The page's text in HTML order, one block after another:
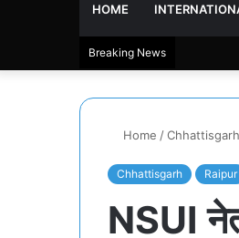
HOME
Breaking News
Home /Chhattisgarh
Chhattisgarh Raipur
NSUI